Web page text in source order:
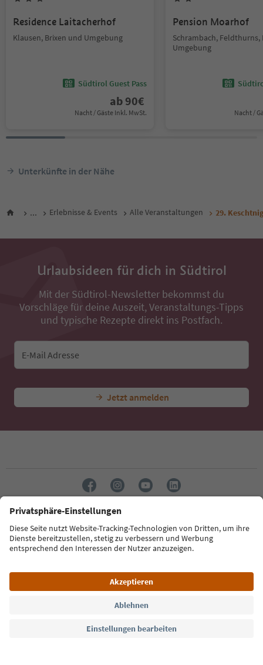
Residence Laitacherhof
Klausen, Brixen und Umgebung
Südtirol Guest Pass
ab 90€
Nacht / Gäste Inkl. MwSt.
Pension Moarhof
Schrambach, Feldthurns,
Umgebung
Nacht /
Unterkünfte in der Nähe
... Erlebnisse & Events Alle Veranstaltungen 29.
Urlaubsideen für dich in Südtirol
Mit der Südtirol-Newsletter bekommst du
Vorschläge für deine Auszeit, Veranstaltungs-Tipps
und typische Rezepte direkt ins Postfach.
E-Mail Adresse
Jetzt anmelden